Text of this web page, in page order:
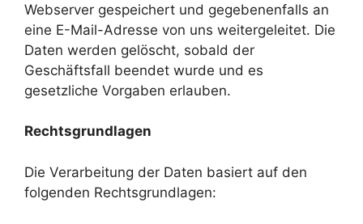
Webserver gespeichert und gegebenenfalls an
eine E-Mail-Adresse von uns weitergeleitet. Die
Daten werden gelöscht, sobald der
Geschäftsfall beendet wurde und es
gesetzliche Vorgaben erlauben.
Rechtsgrundlagen
Die Verarbeitung der Daten basiert auf den
folgenden Rechtsgrundlagen: